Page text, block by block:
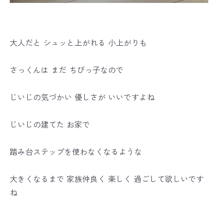
大人だと シュッと上がれる 小上がりも
さっくんは まだ ちびっ子なので
じいじの気づかい 優しさが いいですよね
じいじの建てた お家で
踏み台ステップを使わなくなるような
大きくなるまで 家族仲良く 楽しく 過ごして欲しいです
ね